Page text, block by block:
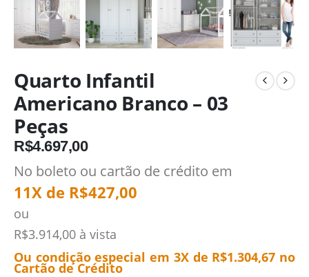
Quarto Infantil
Americano Branco – 03
Peças
R$4.697,00
No boleto ou cartão de crédito em
11X de R$427,00
ou
R$3.914,00 à vista
Ou condição especial em 3X de R$1.304,67 no
Cartão de Crédito